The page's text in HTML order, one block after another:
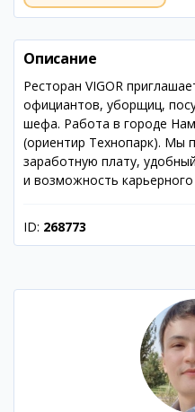
Описание
Ресторан VIGOR
официантов, уборщиц,
шефа. Работа в городе
(ориентир Технопарк). Мы
заработную плату,
и возможность
ID: 268773